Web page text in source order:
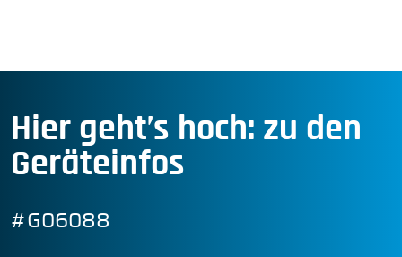
Hier geht’s hoch: zu den
Geräteinfos
#G06088